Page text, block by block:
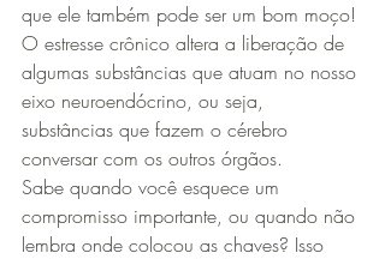
que ele também pode ser um bom moço!
O estresse crônico altera a liberação de
algumas substâncias que atuam no nosso
eixo neuroendócrino, ou seja,
substâncias que fazem o cérebro
conversar com os outros órgãos.
Sabe quando você esquece um
compromisso importante, ou quando não
lembra onde colocou as chaves? Isso